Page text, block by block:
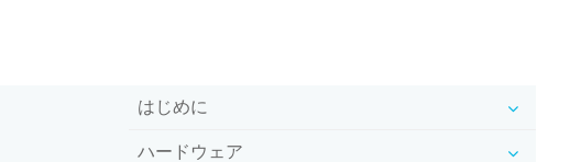
はじめに
ハードウェア